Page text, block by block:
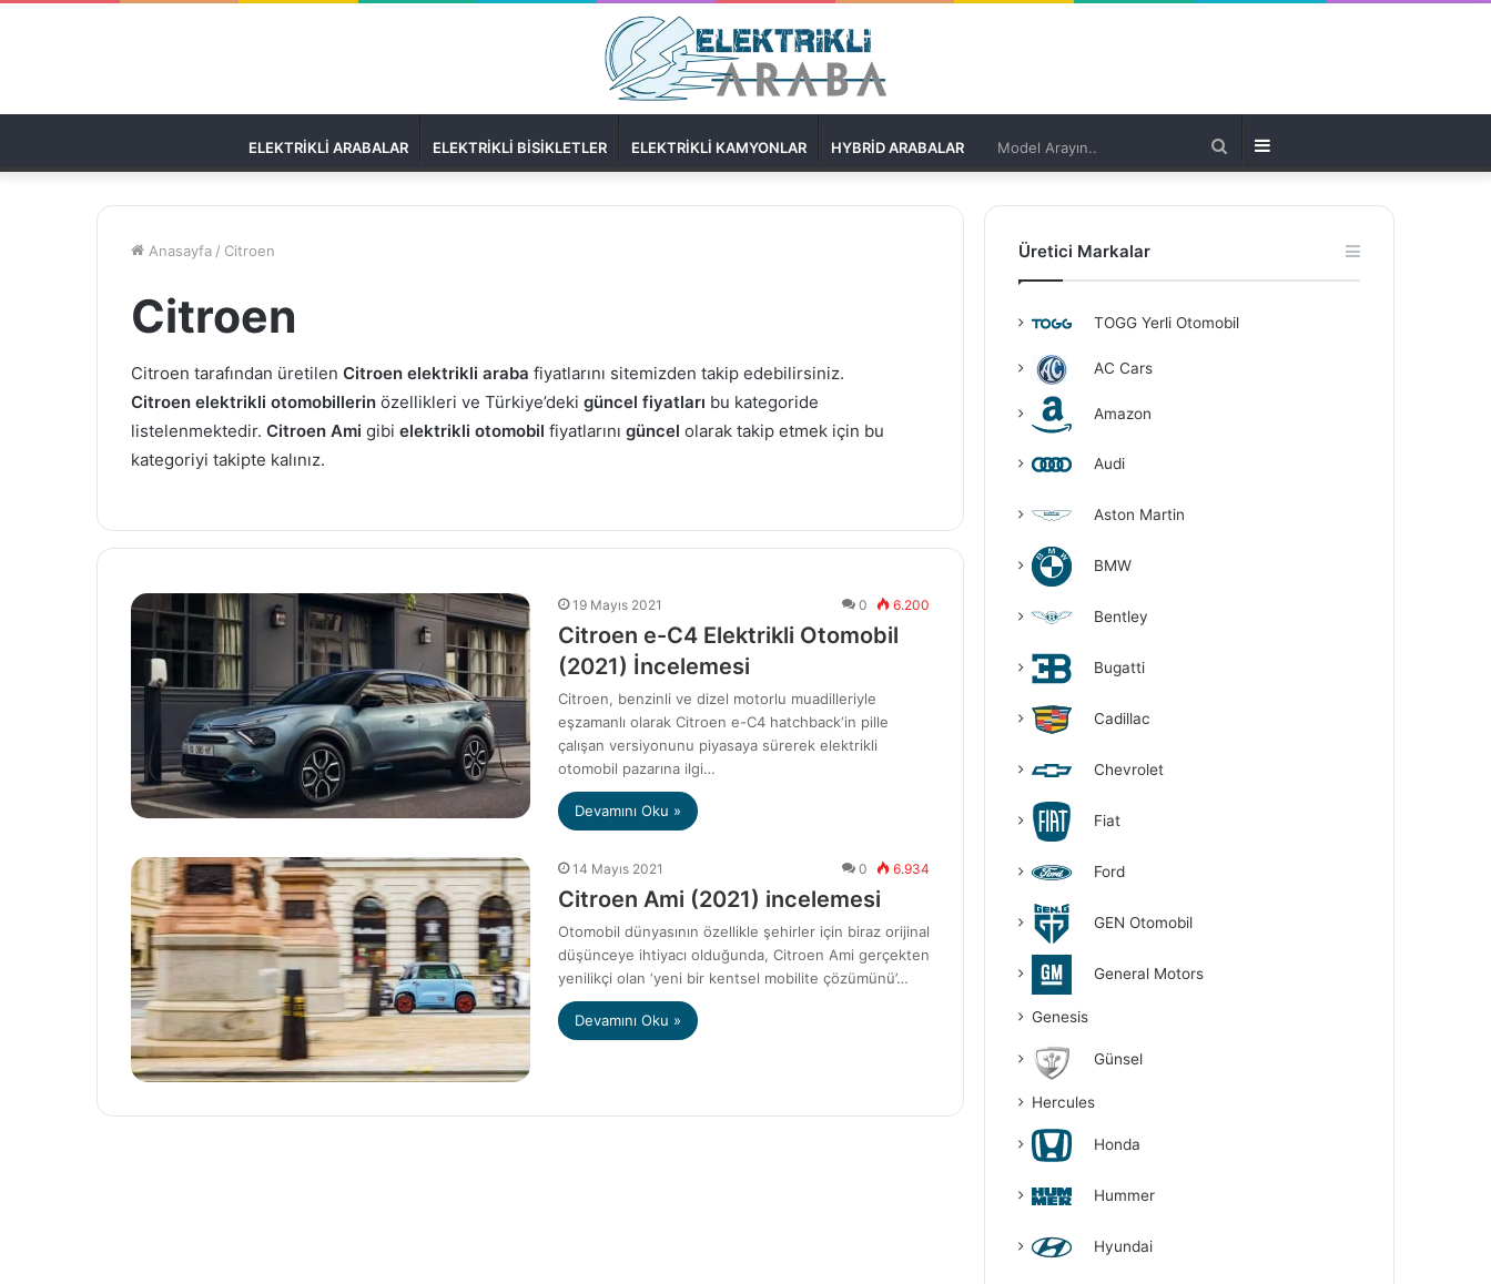
ELEKTRIKLI ARABALAR ELEKTRIKLI BISIKLETLER ELEKTRIKLI KAMYONLAR HYBRID ARABALAR Model
Arayın..
Anasayfa / Citroen
Citroen
Citroen tarafından üretilen Citroen elektrikli araba fiyatlarını sitemizden takip edebilirsiniz.
Citroen elektrikli otomobillerin özellikleri ve Türkiye’deki güncel fiyatları bu kategoride
listelenmektedir. Citroen Ami gibi elektrikli otomobil fiyatlarını güncel olarak takip etmek için bu
kategoriyi takipte kalınız.
19 Mayıs 2021 0 6.200
Citroen e-C4 Elektrikli Otomobil
(2021) İncelemesi
Citroen, benzinli ve dizel motorlu muadilleriyle
eşzamanlı olarak Citroen e-C4 hatchback‘in pille
çalışan versiyonunu piyasaya sürerek elektrikli
otomobil pazarına ilgi…
Devamını Oku »
14 Mayıs 2021 0 6.934
Citroen Ami (2021) incelemesi
Otomobil dünyasının özellikle şehirler için biraz orijinal
düşünceye ihtiyacı olduğunda, Citroen Ami gerçekten
yenilikçi olan ‘yeni bir kentsel mobilite çözümünü’…
Devamını Oku »
Üretici Markalar
TOGG Yerli Otomobil
AC Cars
Amazon
Audi
Aston Martin
BMW
Bentley
Bugatti
Cadillac
Chevrolet
Fiat
Ford
GEN Otomobil
General Motors
Genesis
Günsel
Hercules
Honda
Hummer
Hyundai